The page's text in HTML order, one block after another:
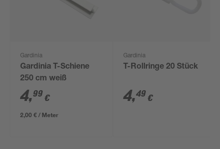
Gardinia
Gardinia T-Schiene
250 cm weiß
4,99 €
2,00 € / Meter
Gardinia
T-Rollringe 20 Stück
4,49 €